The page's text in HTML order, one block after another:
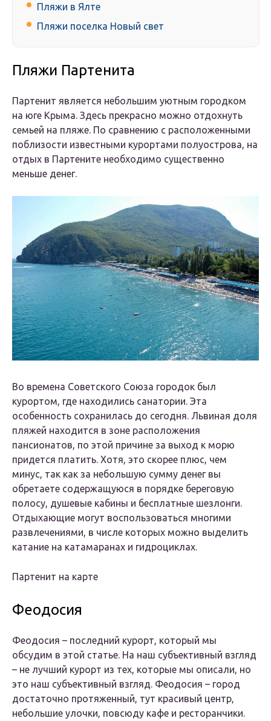
Пляжи в Ялте
Пляжи поселка Новый свет
Пляжи Партенита
Партенит является небольшим уютным городком
на юге Крыма. Здесь прекрасно можно отдохнуть
семьей на пляже. По сравнению с расположенными
поблизости известными курортами полуострова, на
отдых в Партените необходимо существенно
меньше денег.
Во времена Советского Союза городок был
курортом, где находились санатории. Эта
особенность сохранилась до сегодня. Львиная доля
пляжей находится в зоне расположения
пансионатов, по этой причине за выход к морю
придется платить. Хотя, это скорее плюс, чем
минус, так как за небольшую сумму денег вы
обретаете содержащуюся в порядке береговую
полосу, душевые кабины и бесплатные шезлонги.
Отдыхающие могут воспользоваться многими
развлечениями, в числе которых можно выделить
катание на катамаранах и гидроциклах.
Партенит на карте
Феодосия
Феодосия – последний курорт, который мы
обсудим в этой статье. На наш субъективный взгляд
– не лучший курорт из тех, которые мы описали, но
это наш субъективный взгляд. Феодосия – город
достаточно протяженный, тут красивый центр,
небольшие улочки, повсюду кафе и ресторанчики.